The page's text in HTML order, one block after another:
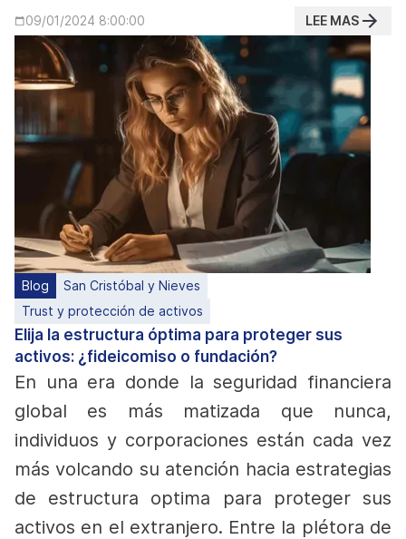
09/01/2024 8:00:00 LEE MAS
Blog
San Cristóbal y Nieves
Trust y protección de activos
Elija la estructura óptima para proteger sus
activos: ¿fideicomiso o fundación?
En una era donde la seguridad financiera
global es más matizada que nunca,
individuos y corporaciones están cada vez
más volcando su atención hacia estrategias
de estructura optima para proteger sus
activos en el extranjero. Entre la plétora de